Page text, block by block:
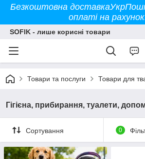
Безкоштовна
оплаті на
SOFIK - лише корисні товари
Товари та послуги Товари для
Гігієна, прибирання, туалети,
Сортування 0